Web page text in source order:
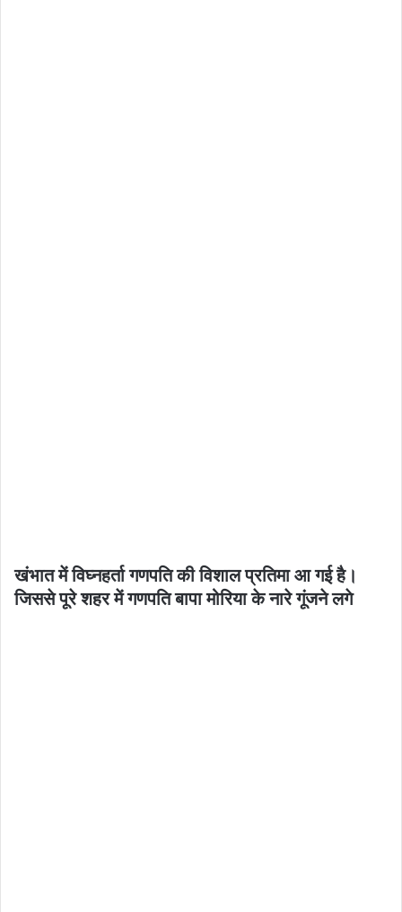
खंभात में विघ्नहर्ता गणपति की विशाल प्रतिमा आ गई है।
जिससे पूरे शहर में गणपति बापा मोरिया के नारे गूंजने लगे